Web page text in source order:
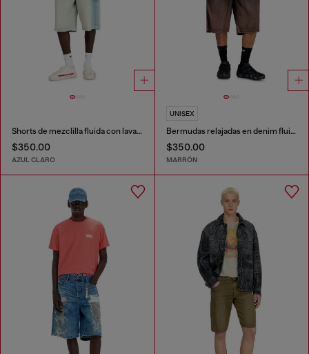
Shorts de mezclilla fluida con lavado oscuro
$350.00
AZUL CLARO
UNISEX
Bermudas relajadas en denim fluido con lavado oscuro
$350.00
MARRÓN